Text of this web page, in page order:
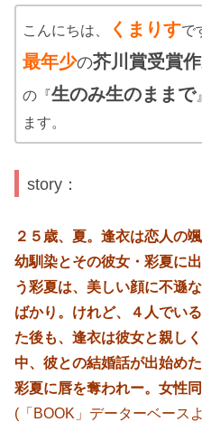
こんにちは、 くまりすで
最年少の芥川賞受賞作
の『生のみ生のままで
ます。
story：
２５歳、夏。逢衣は恋人の
幼馴染とその彼女・彩夏に
う彩夏は、美しい顔に不遜
ばかり。けれど、４人でい
た後も、逢衣は彼女と親し
中、彼との結婚話が出始め
彩夏に唇を奪われー。女性
(「BOOK」データーベースよ